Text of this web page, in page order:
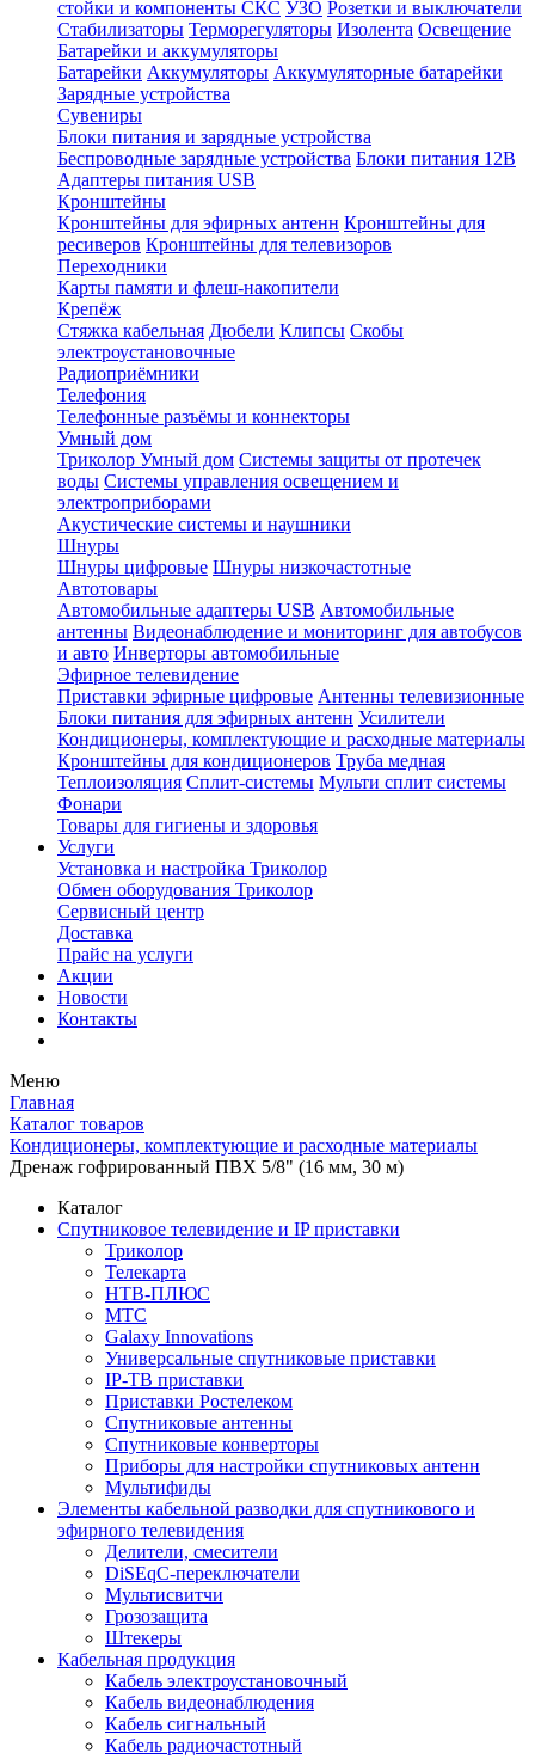
стойки и компоненты СКС УЗО Розетки и выключатели
Стабилизаторы Терморегуляторы Изолента Освещение
Батарейки и аккумуляторы
Батарейки Аккумуляторы Аккумуляторные батарейки
Зарядные устройства
Сувениры
Блоки питания и зарядные устройства
Беспроводные зарядные устройства Блоки питания 12В
Адаптеры питания USB
Кронштейны
Кронштейны для эфирных антенн Кронштейны для
ресиверов Кронштейны для телевизоров
Переходники
Карты памяти и флеш-накопители
Крепёж
Стяжка кабельная Дюбели Клипсы Скобы
электроустановочные
Радиоприёмники
Телефония
Телефонные разъёмы и коннекторы
Умный дом
Триколор Умный дом Системы защиты от протечек
воды Системы управления освещением и
электроприборами
Акустические системы и наушники
Шнуры
Шнуры цифровые Шнуры низкочастотные
Автотовары
Автомобильные адаптеры USB Автомобильные
антенны Видеонаблюдение и мониторинг для автобусов
и авто Инверторы автомобильные
Эфирное телевидение
Приставки эфирные цифровые Антенны телевизионные
Блоки питания для эфирных антенн Усилители
Кондиционеры, комплектующие и расходные материалы
Кронштейны для кондиционеров Труба медная
Теплоизоляция Сплит-системы Мульти сплит системы
Фонари
Товары для гигиены и здоровья
Услуги
Установка и настройка Триколор
Обмен оборудования Триколор
Сервисный центр
Доставка
Прайс на услуги
Акции
Новости
Контакты
Меню
Главная
Каталог товаров
Кондиционеры, комплектующие и расходные материалы
Дренаж гофрированный ПВХ 5/8" (16 мм, 30 м)
Каталог
Спутниковое телевидение и IP приставки
Триколор
Телекарта
НТВ-ПЛЮС
МТС
Galaxy Innovations
Универсальные спутниковые приставки
IP-ТВ приставки
Приставки Ростелеком
Спутниковые антенны
Спутниковые конверторы
Приборы для настройки спутниковых антенн
Мультифиды
Элементы кабельной разводки для спутникового и
эфирного телевидения
Делители, смесители
DiSEqC-переключатели
Мультисвитчи
Грозозащита
Штекеры
Кабельная продукция
Кабель электроустановочный
Кабель видеонаблюдения
Кабель сигнальный
Кабель радиочастотный